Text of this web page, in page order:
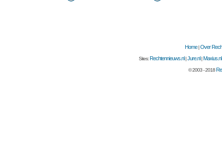
Home|Over
Sites:Rechtennieuws.nl |Jure.nl |Maxius.nl
© 2003 - 2018